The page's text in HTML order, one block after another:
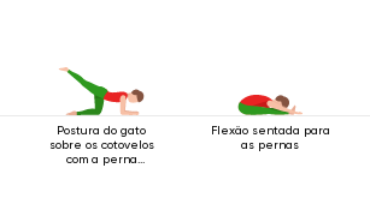
Postura do gato
sobre os cotovelos
com a perna
Flexão sentada para
as pernas